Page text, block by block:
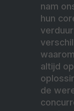
nam
hun
altijd
de